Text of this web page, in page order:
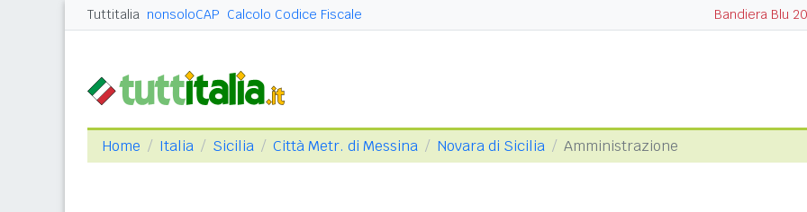
Tuttitalia nonsoloCAP Calcolo Codice Fiscale Bandiera Blu
Home Italia Sicilia Città Metr. di Messina Novara di Sicilia Amministrazione